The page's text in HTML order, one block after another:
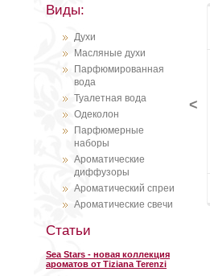
Виды:
Духи
Масляные духи
Парфюмированная
вода
Туалетная вода
Одеколон
Парфюмерные
наборы
Ароматические
диффузоры
Ароматический спреи
Ароматические свечи
Статьи
Sea Stars - новая коллекция
ароматов от Tiziana Terenzi
<